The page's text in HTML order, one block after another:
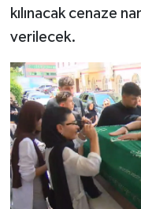
kılınacak cenaze
verilecek.